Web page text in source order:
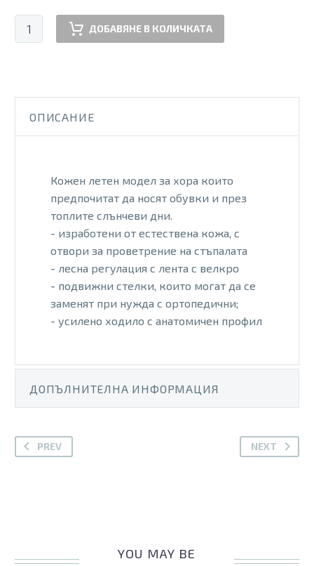
количество
за
VLCR
BLUE
ДОБАВЯНЕ В КОЛИЧКАТА
ОПИСАНИЕ
Кожен летен модел за хора които
предпочитат да носят обувки и през
топлите слънчеви дни.
- изработени от естествена кожа, с
отвори за проветрение на стъпалата
- лесна регулация с лента с велкро
- подвижни стелки, които могат да се
заменят при нужда с ортопедични;
- усилено ходило с анатомичен профил
ДОПЪЛНИТЕЛНА ИНФОРМАЦИЯ
PREV NEXT
YOU MAY BE